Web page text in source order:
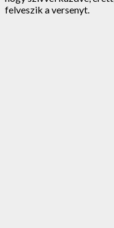
felveszik a versenyt.